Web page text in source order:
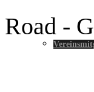
Road -